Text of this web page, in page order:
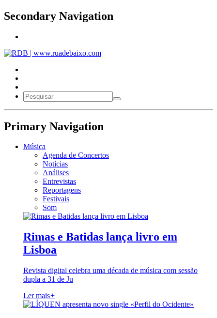
Secondary Navigation
Primary Navigation
Música
Agenda de Concertos
Notícias
Análises
Entrevistas
Reportagens
Festivais
Som
Rimas e Batidas lança livro em
Lisboa
Revista digital celebra uma década de música com sessão
dupla a 31 de Ju
Ler mais+